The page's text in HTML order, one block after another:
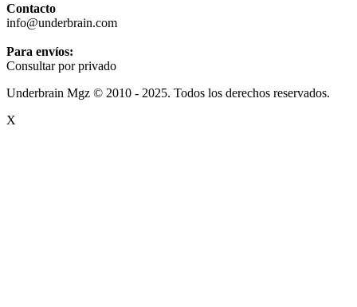
Contacto
info@underbrain.com
Para envíos:
Consultar por privado
Underbrain Mgz © 2010 - 2025. Todos los derechos reservados.
X